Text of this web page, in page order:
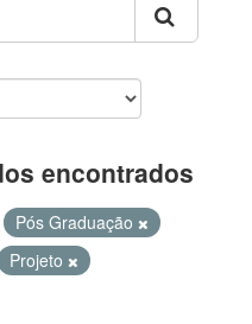
encontrados
Pós Graduação
Projeto